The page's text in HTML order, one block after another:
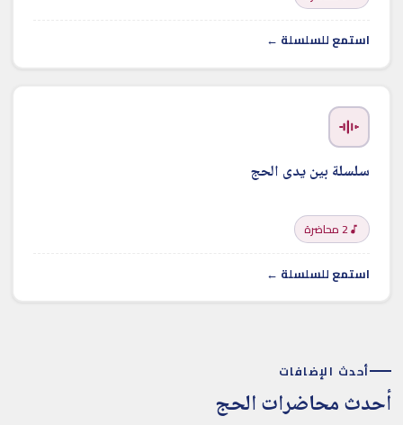
استمع للسلسلة ←
سلسلة بين يدى الحج
2 محاضرة
استمع للسلسلة ←
أحدث الإضافات
أحدث محاضرات الحج